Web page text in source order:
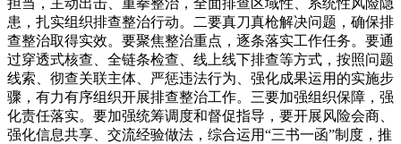
患，扎实组织排查整治行动。二要真刀真枪解决问题，确保排
查整治取得实效。要聚焦整治重点，逐条落实工作任务。要通
过穿透式核查、全链条检查、线上线下排查等方式，按照问题
线索、彻查关联主体、严惩违法行为、强化成果运用的实施步
骤，有力有序组织开展排查整治工作。三要加强组织保障，强
化责任落实。要加强统筹调度和督促指导，要开展风险会商、
强化信息共享、交流经验做法，综合运用“三书一函”制度，推